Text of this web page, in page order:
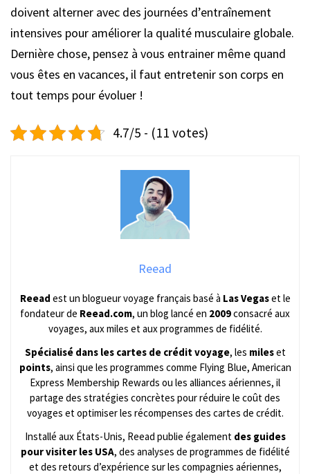
doivent alterner avec des journées d’entraînement
intensives pour améliorer la qualité musculaire globale.
Dernière chose, pensez à vous entrainer même quand
vous êtes en vacances, il faut entretenir son corps en
tout temps pour évoluer !
4.7/5 - (11 votes)
Reead
Reead est un blogueur voyage français basé à Las Vegaset le
fondateur de Reead.com, un blog lancé en 2009consacré aux
voyages, aux miles et aux programmes de fidélité.
Spécialisé dans les cartes de crédit voyage, les mileset
points, ainsi que les programmes comme Flying Blue, American
Express Membership Rewards ou les alliances aériennes, il
partage des stratégies concrètes pour réduire le coût des
voyages et optimiser les récompenses des cartes de crédit.
Installé aux États-Unis, Reead publie également des guides
pour visiter les USA, des analyses de programmes de fidélité
et des retours d’expérience sur les compagnies aériennes,